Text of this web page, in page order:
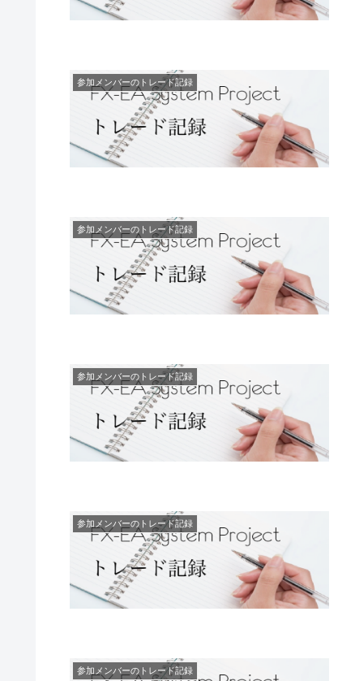
参加メンバーのトレード記録
参加メンバーのトレード記録
参加メンバーのトレード記録
参加メンバーのトレード記録
参加メンバーのトレード記録